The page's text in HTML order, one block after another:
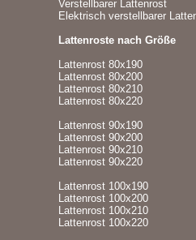
Verstellbarer Lattenrost
Elektrisch verstellbarer
Lattenroste nach Größe
Lattenrost 80x190
Lattenrost 80x200
Lattenrost 80x210
Lattenrost 80x220
Lattenrost 90x190
Lattenrost 90x200
Lattenrost 90x210
Lattenrost 90x220
Lattenrost 100x190
Lattenrost 100x200
Lattenrost 100x210
Lattenrost 100x220